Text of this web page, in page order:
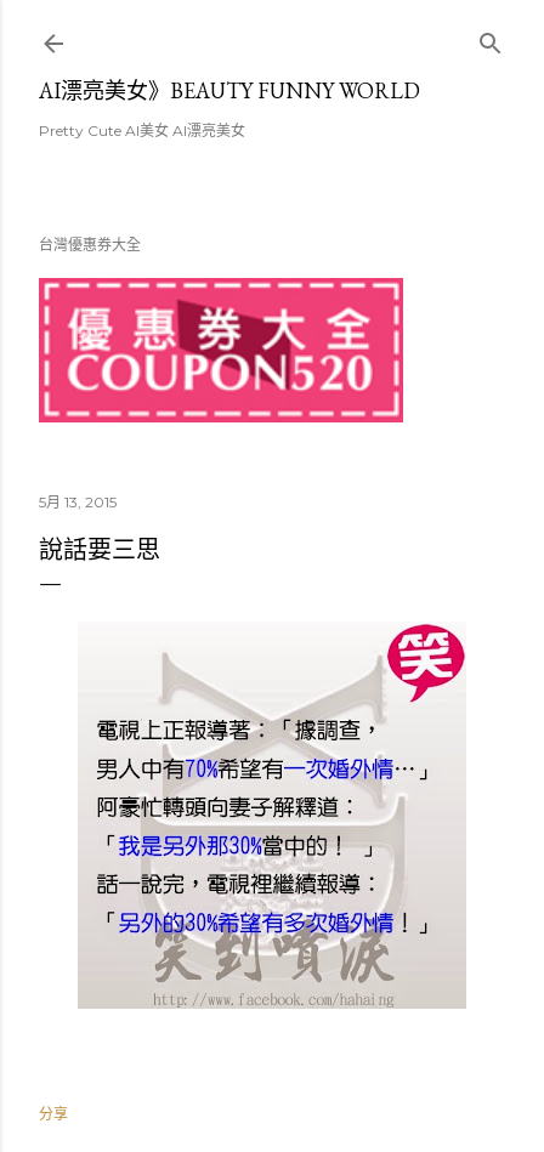
AI漂亮美女》BEAUTY FUNNY WORLD
Pretty Cute AI美女 AI漂亮美女
台灣優惠券大全
5月 13, 2015
說話要三思
分享